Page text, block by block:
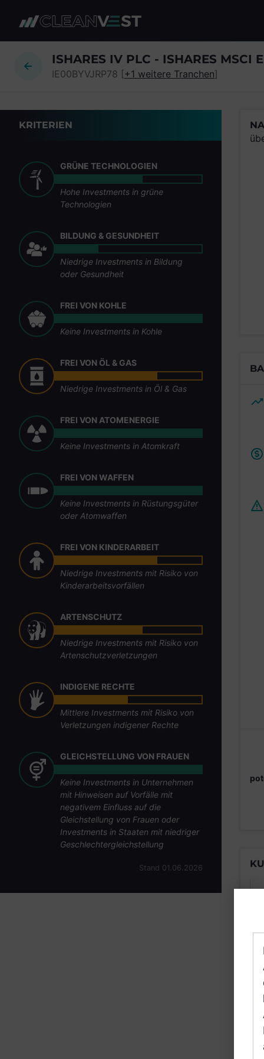
ISHARES IV PLC - ISHARES MSCI
IE00BYVJRP78 [+1 weitere Tranchen]
KRITERIEN
GRÜNE TECHNOLOGIEN
Hohe Investments in grüne
Technologien
BILDUNG & GESUNDHEIT
Niedrige Investments in Bildung
oder Gesundheit
FREI VON KOHLE
Keine Investments in Kohle
FREI VON ÖL & GAS
Niedrige Investments in Öl & Gas
FREI VON ATOMENERGIE
Keine Investments in Atomkraft
FREI VON WAFFEN
Keine Investments in Rüstungsgüter
oder Atomwaffen
FREI VON KINDERARBEIT
Niedrige Investments mit Risiko von
Kinderarbeitsvorfällen
ARTENSCHUTZ
Niedrige Investments mit Risiko von
Artenschutzverletzungen
INDIGENE RECHTE
Mittlere Investments mit Risiko von
Verletzungen indigener Rechte
GLEICHSTELLUNG VON FRAUEN
Keine Investments in Unternehmen
mit Hinweisen auf Vorfälle mit
negativem Einfluss auf die
Gleichstellung von Frauen oder
Investments in Staaten mit niedriger
Geschlechtergleichstellung
Stand 01.06.2026